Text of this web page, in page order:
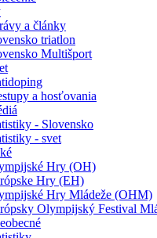
a články
triatlon
Multišport
a hosťovania
- Slovensko
- svet
Hry (OH)
Hry (EH)
Hry Mládeže (OHM)
Olympijský Festival